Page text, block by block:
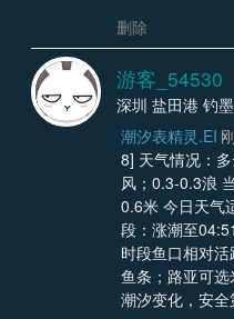
删除
游客_54530
深圳 盐田港 钓
潮汐表精灵.EI
8] 天气情况：
风；0.3-0.3浪
0.6米 今日天气适合钓鱼！ 建议关注潮汐转换时
段：涨潮至
时段鱼口相对
鱼条；路亚可
潮汐变化，安全